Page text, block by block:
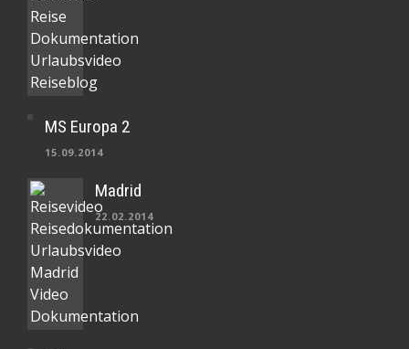
MS Europa 2
15.09.2014
Madrid
22.02.2014